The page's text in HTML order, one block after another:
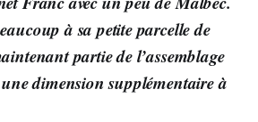
à sa petite parcelle de
partie de l’assemblage
dimension supplémentaire à